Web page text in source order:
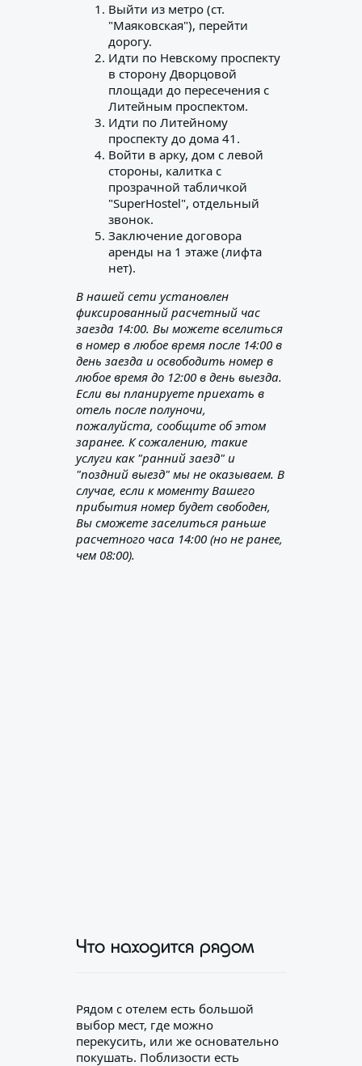
Выйти из метро (ст.
"Маяковская"), перейти
дорогу.
Идти по Невскому проспекту
в сторону Дворцовой
площади до пересечения с
Литейным проспектом.
Идти по Литейному
проспекту до дома 41.
Войти в арку, дом с левой
стороны, калитка с
прозрачной табличкой
"SuperHostel", отдельный
звонок.
Заключение договора
аренды на 1 этаже (лифта
нет).
В нашей сети установлен
фиксированный расчетный час
заезда 14:00. Вы можете вселиться
в номер в любое время после 14:00 в
день заезда и освободить номер в
любое время до 12:00 в день выезда.
Если вы планируете приехать в
отель после полуночи,
пожалуйста, сообщите об этом
заранее. К сожалению, такие
услуги как "ранний заезд" и
"поздний выезд" мы не оказываем. В
случае, если к моменту Вашего
прибытия номер будет свободен,
Вы сможете заселиться раньше
расчетного часа 14:00 (но не ранее,
чем 08:00).
Что находится рядом
Рядом с отелем есть большой
выбор мест, где можно
перекусить, или же основательно
покушать. Поблизости есть